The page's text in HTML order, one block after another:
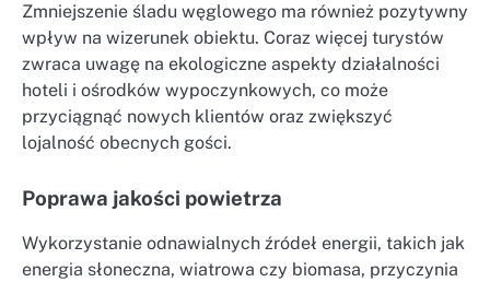
Zmniejszenie śladu węglowego ma również pozytywny
wpływ na wizerunek obiektu. Coraz więcej turystów
zwraca uwagę na ekologiczne aspekty działalności
hoteli i ośrodków wypoczynkowych, co może
przyciągnąć nowych klientów oraz zwiększyć
lojalność obecnych gości.
Poprawa jakości powietrza
Wykorzystanie odnawialnych źródeł energii, takich jak
energia słoneczna, wiatrowa czy biomasa, przyczynia